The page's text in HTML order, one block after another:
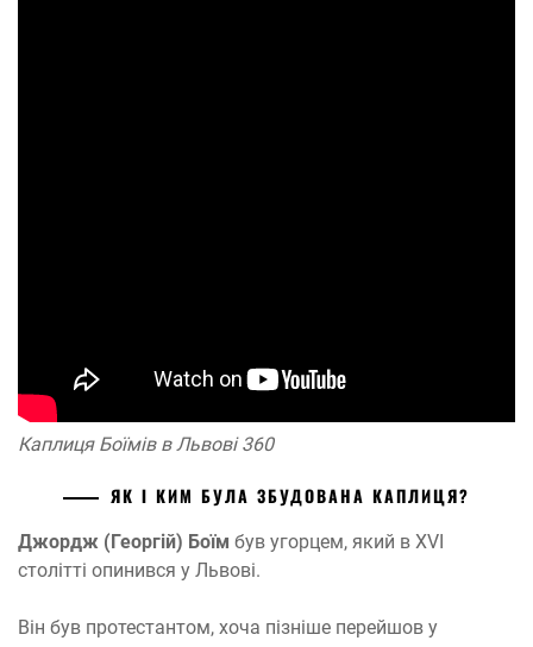
Каплиця Боїмів в Львові 360
ЯК І КИМ БУЛА ЗБУДОВАНА КАПЛИЦЯ?
Джордж (Георгій) Боїм був угорцем, який в XVI
столітті опинився у Львові.
Він був протестантом, хоча пізніше перейшов у